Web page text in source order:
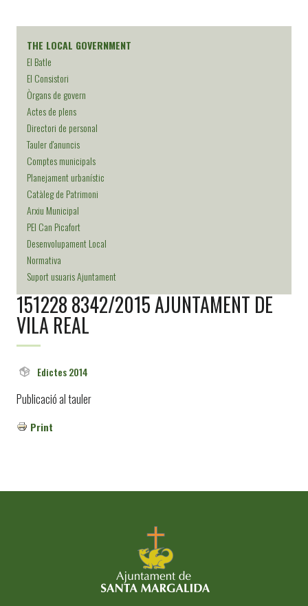
THE LOCAL GOVERNMENT
El Batle
El Consistori
Òrgans de govern
Actes de plens
Directori de personal
Tauler d'anuncis
Comptes municipals
Planejament urbanístic
Catàleg de Patrimoni
Arxiu Municipal
PEI Can Picafort
Desenvolupament Local
Normativa
Suport usuaris Ajuntament
151228 8342/2015 AJUNTAMENT DE
VILA REAL
Edictes 2014
Publicació al tauler
Print